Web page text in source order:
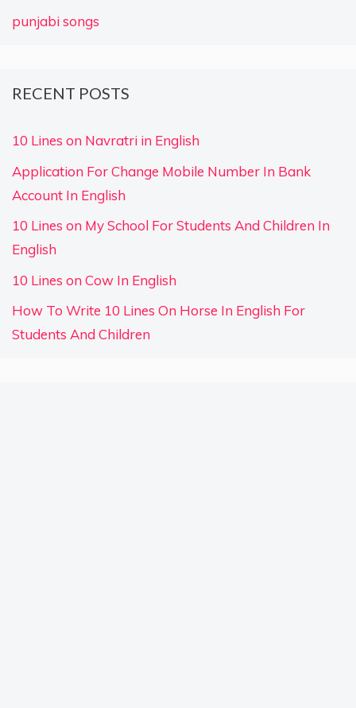
punjabi songs
RECENT POSTS
10 Lines on Navratri in English
Application For Change Mobile Number In Bank
Account In English
10 Lines on My School For Students And Children In
English
10 Lines on Cow In English
How To Write 10 Lines On Horse In English For
Students And Children